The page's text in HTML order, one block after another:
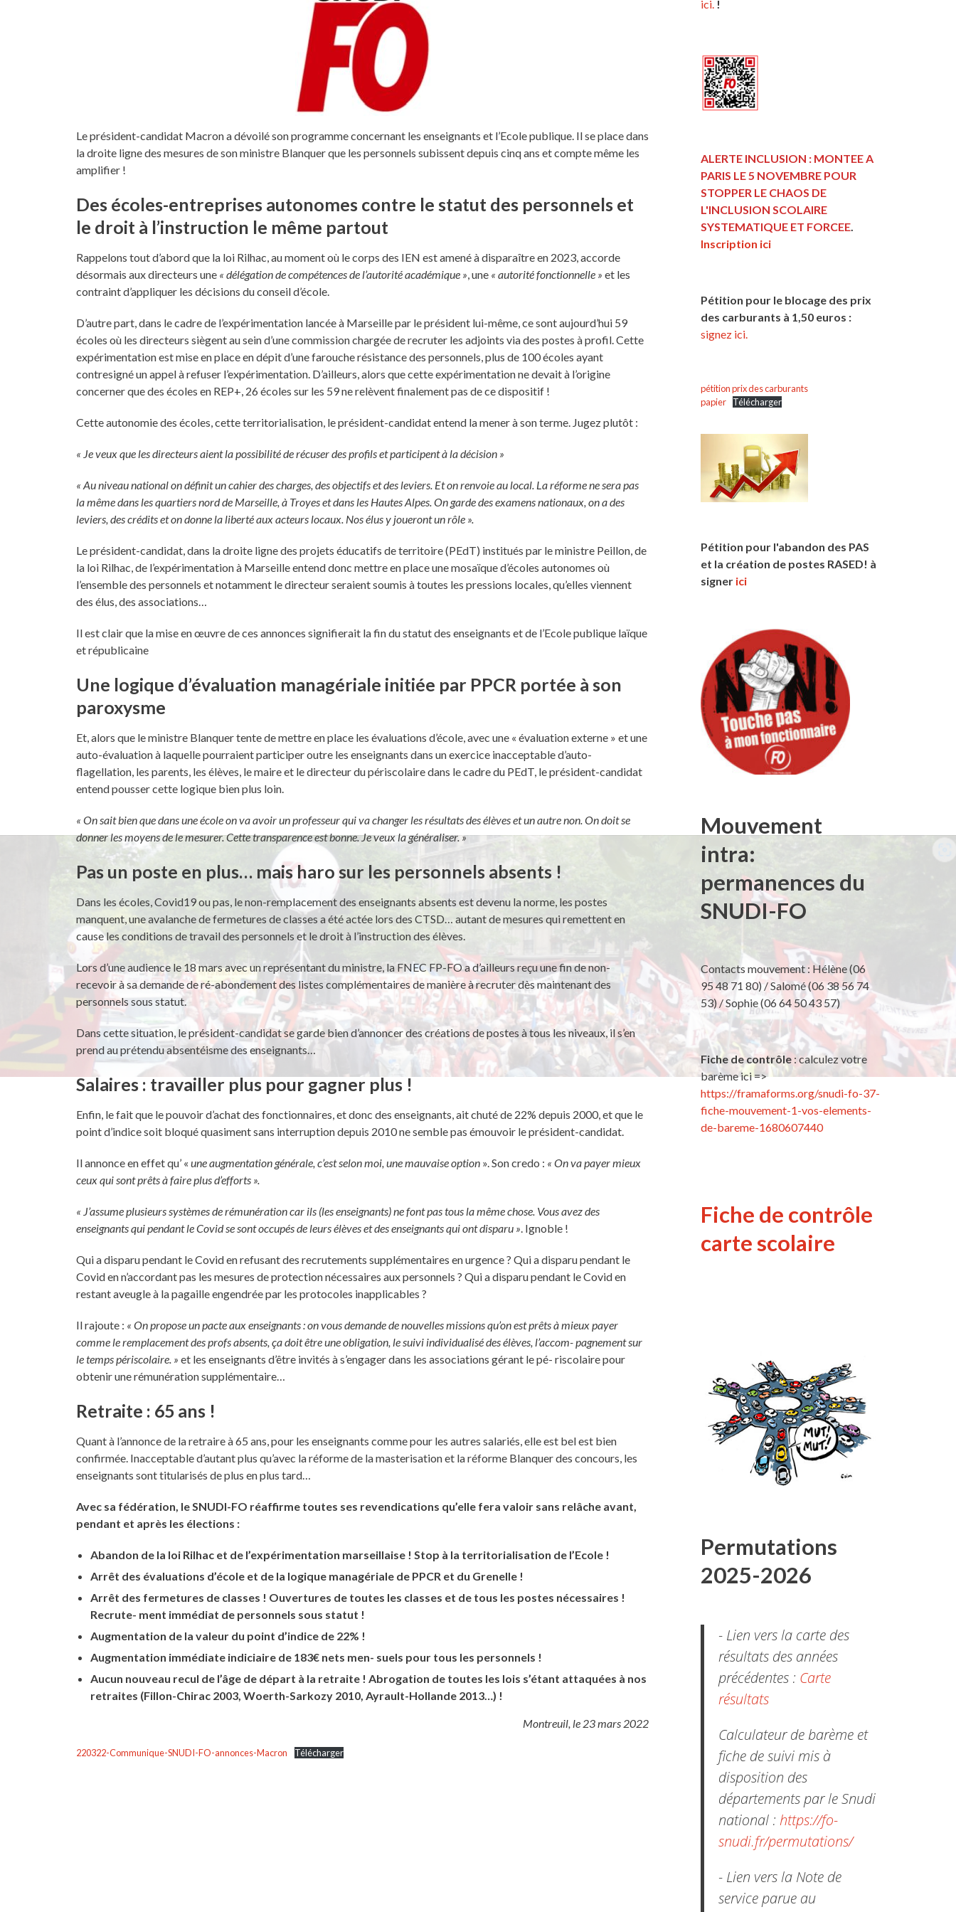
Le président-candidat Macron a dévoilé son programme concernant les enseignants et l’Ecole publique. Il se place dans
la droite ligne des mesures de son ministre Blanquer que les personnels subissent depuis cinq ans et compte même les
amplifier !
Des écoles-entreprises autonomes contre le statut des personnels et
le droit à l’instruction le même partout
Rappelons tout d’abord que la loi Rilhac, au moment où le corps des IEN est amené à disparaître en 2023, accorde
désormais aux directeurs une « délégation de compétences de l’autorité académique » , une « autorité fonctionnelle »et les
contraint d’appliquer les décisions du conseil d’école.
D’autre part, dans le cadre de l’expérimentation lancée à Marseille par le président lui-même, ce sont aujourd’hui 59
écoles où les directeurs siègent au sein d’une commission chargée de recruter les adjoints via des postes à profil. Cette
expérimentation est mise en place en dépit d’une farouche résistance des personnels, plus de 100 écoles ayant
contresigné un appel à refuser l’expérimentation. D’ailleurs, alors que cette expérimentation ne devait à l’origine
concerner que des écoles en REP+, 26 écoles sur les 59 ne relèvent finalement pas de ce dispositif !
Cette autonomie des écoles, cette territorialisation, le président-candidat entend la mener à son terme. Jugez plutôt :
« Je veux que les directeurs aient la possibilité de récuser des profils et participent à la décision »
« Au niveau national on définit un cahier des charges, des objectifs et des leviers. Et on renvoie au local. La réforme ne sera pas
la même dans les quartiers nord de Marseille, à Troyes et dans les Hautes Alpes. On garde des examens nationaux, on a des
leviers, des crédits et on donne la liberté aux acteurs locaux. Nos élus y joueront un rôle ».
Le président-candidat, dans la droite ligne des projets éducatifs de territoire (PEdT) institués par le ministre Peillon, de
la loi Rilhac, de l’expérimentation à Marseille entend donc mettre en place une mosaïque d’écoles autonomes où
l’ensemble des personnels et notamment le directeur seraient soumis à toutes les pressions locales, qu’elles viennent
des élus, des associations…
Il est clair que la mise en œuvre de ces annonces signifierait la fin du statut des enseignants et de l’Ecole publique laïque
et républicaine
Une logique d’évaluation managériale initiée par PPCR portée à son
paroxysme
Et, alors que le ministre Blanquer tente de mettre en place les évaluations d’école, avec une « évaluation externe » et une
auto-évaluation à laquelle pourraient participer outre les enseignants dans un exercice inacceptable d’auto-
flagellation, les parents, les élèves, le maire et le directeur du périscolaire dans le cadre du PEdT, le président-candidat
entend pousser cette logique bien plus loin.
« On sait bien que dans une école on va avoir un professeur qui va changer les résultats des élèves et un autre non. On doit se
donner les moyens de le mesurer. Cette transparence est bonne. Je veux la généraliser. »
Pas un poste en plus… mais haro sur les personnels absents !
Dans les écoles, Covid19 ou pas, le non-remplacement des enseignants absents est devenu la norme, les postes
manquent, une avalanche de fermetures de classes a été actée lors des CTSD… autant de mesures qui remettent en
cause les conditions de travail des personnels et le droit à l’instruction des élèves.
Lors d’une audience le 18 mars avec un représentant du ministre, la FNEC FP-FO a d’ailleurs reçu une fin de non-
recevoir à sa demande de ré-abondement des listes complémentaires de manière à recruter dès maintenant des
personnels sous statut.
Dans cette situation, le président-candidat se garde bien d’annoncer des créations de postes à tous les niveaux, il s’en
prend au prétendu absentéisme des enseignants…
Salaires : travailler plus pour gagner plus !
Enfin, le fait que le pouvoir d’achat des fonctionnaires, et donc des enseignants, ait chuté de 22% depuis 2000, et que le
point d’indice soit bloqué quasiment sans interruption depuis 2010 ne semble pas émouvoir le président-candidat.
Il annonce en effet qu’ «une augmentation générale, c’est selon moi, une mauvaise option ». Son credo : « On va payer mieux
ceux qui sont prêts à faire plus d’efforts ».
« J’assume plusieurs systèmes de rémunération car ils (les enseignants) ne font pas tous la même chose. Vous avez des
enseignants qui pendant le Covid se sont occupés de leurs élèves et des enseignants qui ont disparu » . Ignoble !
Qui a disparu pendant le Covid en refusant des recrutements supplémentaires en urgence ? Qui a disparu pendant le
Covid en n’accordant pas les mesures de protection nécessaires aux personnels ? Qui a disparu pendant le Covid en
restant aveugle à la pagaille engendrée par les protocoles inapplicables ?
Il rajoute : « On propose un pacte aux enseignants : on vous demande de nouvelles missions qu’on est prêts à mieux payer
comme le remplacement des profs absents, ça doit être une obligation, le suivi individualisé des élèves, l’accom- pagnement sur
le temps périscolaire. »et les enseignants d’être invités à s’engager dans les associations gérant le pé- riscolaire pour
obtenir une rémunération supplémentaire…
Retraite : 65 ans !
Quant à l’annonce de la retraire à 65 ans, pour les enseignants comme pour les autres salariés, elle est bel est bien
confirmée. Inacceptable d’autant plus qu’avec la réforme de la masterisation et la réforme Blanquer des concours, les
enseignants sont titularisés de plus en plus tard…
Avec sa fédération, le SNUDI-FO réaffirme toutes ses revendications qu’elle fera valoir sans relâche avant,
pendant et après les élections :
Abandon de la loi Rilhac et de l’expérimentation marseillaise ! Stop à la territorialisation de l’Ecole !
Arrêt des évaluations d’école et de la logique managériale de PPCR et du Grenelle !
Arrêt des fermetures de classes ! Ouvertures de toutes les classes et de tous les postes nécessaires !
Recrute- ment immédiat de personnels sous statut !
Augmentation de la valeur du point d’indice de 22% !
Augmentation immédiate indiciaire de 183€ nets men- suels pour tous les personnels !
Aucun nouveau recul de l’âge de départ à la retraite ! Abrogation de toutes les lois s’étant attaquées à nos
retraites (Fillon-Chirac 2003, Woerth-Sarkozy 2010, Ayrault-Hollande 2013…) !
Montreuil, le 23 mars 2022
220322-Communique-SNUDI-FO-annonces-Macron Télécharger
ici. !
ALERTE INCLUSION : MONTEE A
PARIS LE 5 NOVEMBRE POUR
STOPPER LE CHAOS DE
L'INCLUSION SCOLAIRE
SYSTEMATIQUE ET FORCEE.
Inscription ici
Pétition pour le blocage des prix
des carburants à 1,50 euros :
signez ici.
pétition prix des carburants
papier
Télécharger
Pétition pour l'abandon des PAS
et la création de postes RASED! à
signer ici
Mouvement
intra:
permanences du
SNUDI-FO
Contacts mouvement : Hélène (06
95 48 71 80) / Salomé (06 38 56 74
53) / Sophie (06 64 50 43 57)
Fiche de contrôle: calculez votre
barème ici =>
https://framaforms.org/snudi-fo-37-
fiche-mouvement-1-vos-elements-
de-bareme-1680607440
Fiche de contrôle
carte scolaire
Permutations
2025-2026
- Lien vers la carte des
résultats des années
précédentes : Carte
résultats
Calculateur de barème et
fiche de suivi mis à
disposition des
départements par le Snudi
national : https://fo-
snudi.fr/permutations/
- Lien vers la Note de
service parue au